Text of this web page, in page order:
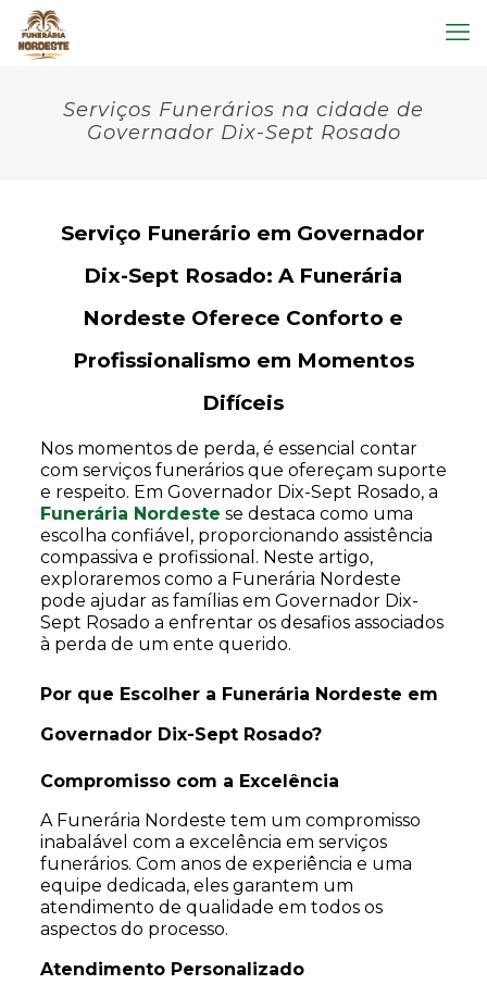
Serviços Funerários na cidade de
Governador Dix-Sept Rosado
Serviço Funerário em Governador
Dix-Sept Rosado: A Funerária
Nordeste Oferece Conforto e
Profissionalismo em Momentos
Difíceis
Nos momentos de perda, é essencial contar
com serviços funerários que ofereçam suporte
e respeito. Em Governador Dix-Sept Rosado, a
Funerária Nordeste se destaca como uma
escolha confiável, proporcionando assistência
compassiva e profissional. Neste artigo,
exploraremos como a Funerária Nordeste
pode ajudar as famílias em Governador Dix-
Sept Rosado a enfrentar os desafios associados
à perda de um ente querido.
Por que Escolher a Funerária Nordeste em
Governador Dix-Sept Rosado?
Compromisso com a Excelência
A Funerária Nordeste tem um compromisso
inabalável com a excelência em serviços
funerários. Com anos de experiência e uma
equipe dedicada, eles garantem um
atendimento de qualidade em todos os
aspectos do processo.
Atendimento Personalizado